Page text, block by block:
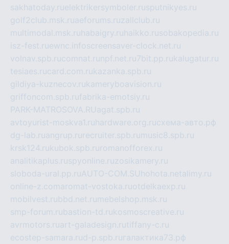
sakhatoday.ruelektrikersymboler.rusputnikyes.ru
golf2club.msk.ruaeforums.ruzallclub.ru
multimodal.msk.ru habaigry.ru haikko.rusobakopedia.ru
isz-fest.ruewnc.infoscreensaver-clock.net.ru
volnav.spb.rucomnat.ru npf.net.ru 7bit.pp.rukalugatur.ru
tesiaes.rucard.com.rukazanka.spb.ru
gildiya-kuznecov.rukameryboavision.ru
griffoncom.spb.rufabrika-emotsiy.ru
PARK-MATROSOVA.RUagat.spb.ru
avtoyurist-moskva1.ru hardware.org.ruсхема-авто.рф
dg-lab.ruangrup.ru recruiter.spb.ru music8.spb.ru
krsk124.rukubok.spb.ru romanofforex.ru
analitikaplus.ruspyonline.ruzosikamery.ru
sloboda-ural.pp.ruAUTO-COM.SU hohota.net alimy.ru
online-z.comaromat-vostoka.ruotdelkaexp.ru
mobilvest.rubbd.net.ru mebelshop.msk.ru
smp-forum.rubastion-td.rukosmoscreative.ru
avrmotors.ruart-galadesign.rutiffany-c.ru
ecostep-samara.rud-p.spb.ru галактика73.рф